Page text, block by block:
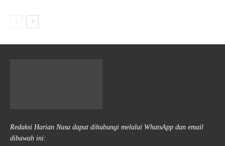
Redaksi Harian Nusa dapat dihubungi melalui WhatsApp dan email
dibawah ini: